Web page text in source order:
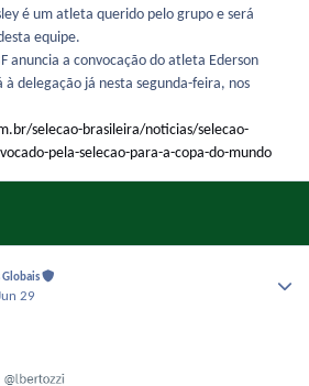
é um atleta querido pelo grupo e será
equipe.
anuncia a convocação do atleta Ederson
delegação já nesta segunda-feira, nos
selecao-brasileira/noticias/selecao-
pela-selecao-para-a-copa-do-mundo
Globais
29